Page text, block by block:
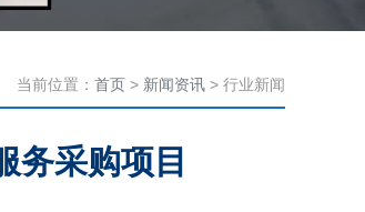
当前位置： 首页 > 新闻资讯 > 行业新闻
务采购项目